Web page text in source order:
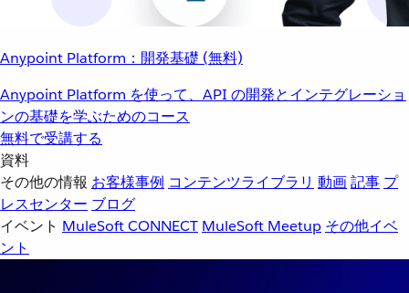
Anypoint Platform：開発基礎 (無料)
Anypoint Platform を使って、API の開発とインテグレーショ
ンの基礎を学ぶためのコース
無料で受講する
資料
その他の情報 お客様事例 コンテンツライブラリ 動画記事 プ
レスセンター ブログ
イベント MuleSoft CONNECT MuleSoft Meetup その他イベ
ント